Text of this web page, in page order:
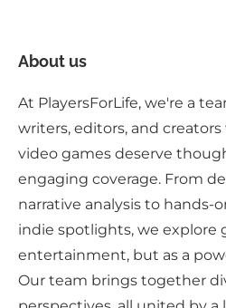
About us
At PlayersForLife, we're a
writers, editors, and
video games deserve
engaging coverage. From
narrative analysis to hands-
indie spotlights, we explore
entertainment, but as a
Our team brings together